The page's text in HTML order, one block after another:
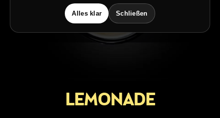
Alles klar Schließen
LEMONADE